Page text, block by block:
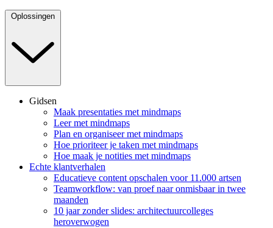
Oplossingen
Gidsen
Maak presentaties met mindmaps
Leer met mindmaps
Plan en organiseer met mindmaps
Hoe prioriteer je taken met mindmaps
Hoe maak je notities met mindmaps
Echte klantverhalen
Educatieve content opschalen voor 11.000 artsen
Teamworkflow: van proef naar onmisbaar in twee
maanden
10 jaar zonder slides: architectuurcolleges
heroverwogen